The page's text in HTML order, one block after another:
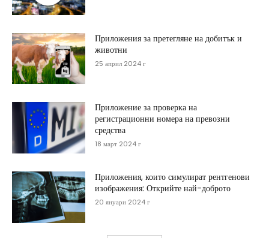
Приложения за претегляне на добитък и
животни
25 април 2024 г
Приложение за проверка на
регистрационни номера на превозни
средства
18 март 2024 г
Приложения, които симулират рентгенови
изображения: Открийте най-доброто
20 януари 2024 г